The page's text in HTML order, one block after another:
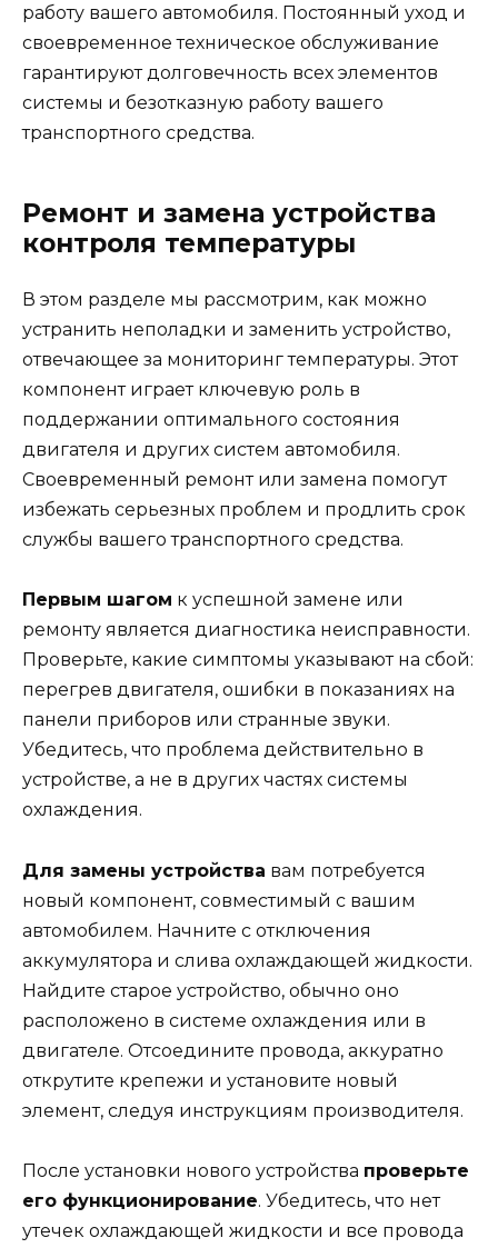
работу вашего автомобиля. Постоянный уход и
своевременное техническое обслуживание
гарантируют долговечность всех элементов
системы и безотказную работу вашего
транспортного средства.
Ремонт и замена устройства
контроля температуры
В этом разделе мы рассмотрим, как можно
устранить неполадки и заменить устройство,
отвечающее за мониторинг температуры. Этот
компонент играет ключевую роль в
поддержании оптимального состояния
двигателя и других систем автомобиля.
Своевременный ремонт или замена помогут
избежать серьезных проблем и продлить срок
службы вашего транспортного средства.
Первым шагом к успешной замене или
ремонту является диагностика неисправности.
Проверьте, какие симптомы указывают на сбой:
перегрев двигателя, ошибки в показаниях на
панели приборов или странные звуки.
Убедитесь, что проблема действительно в
устройстве, а не в других частях системы
охлаждения.
Для замены устройства вам потребуется
новый компонент, совместимый с вашим
автомобилем. Начните с отключения
аккумулятора и слива охлаждающей жидкости.
Найдите старое устройство, обычно оно
расположено в системе охлаждения или в
двигателе. Отсоедините провода, аккуратно
открутите крепежи и установите новый
элемент, следуя инструкциям производителя.
После установки нового устройства проверьте
его функционирование. Убедитесь, что нет
утечек охлаждающей жидкости и все провода